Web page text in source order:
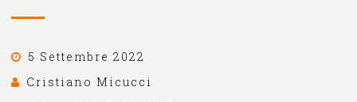
5 Settembre 2022
Cristiano Micucci